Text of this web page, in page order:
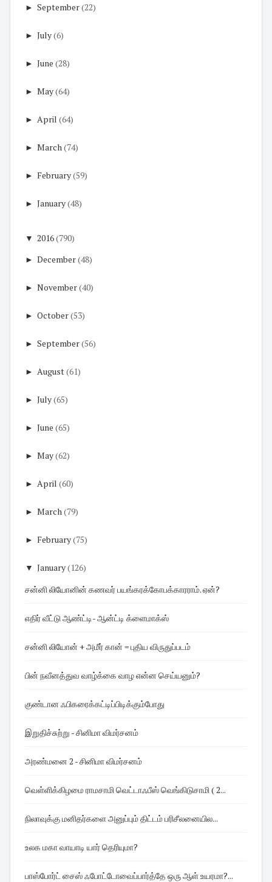
► September(22)
► July(6)
► June (28)
► May(64)
► April (64)
► March(74)
► February(59)
► January(48)
▼ 2016(790)
► December(48)
► November(40)
► October(53)
► September(56)
► August(61)
► July(65)
► June (65)
► May(62)
► April (60)
► March(79)
► February(75)
▼ January(126)
சன்னி லியோனின் கணவர் பயங்கரக்கோபக்காரராம். ஏன்?
எதிர் வீட்டு ஆண்ட்டி- ஆன்ட்டி க்ளைமாக்ஸ்
சன்னி லியோன் + அமீர் கான் = புதிய விருதுப்படம்
பின் நவீனத்துவ வாழ்க்கை வாழ என்ன செய்யனும்?
குண்டான ஃபிகரைக்கட்டிப்பிடிக்கும்போது
இறுதிச்சுற்று - சினிமா விமர்சனம்
அரண்மனை 2 - சினிமா விமர்சனம்
வெள்ளிக்கிழமை ராமசாமி வெட்டாஃபீஸ் வெங்கிடுசாமி ( 2...
நிலாவுக்கு மனிதர்களை அனுப்பும் திட்டம் பரிசீலனையில...
உலக மகா வாயாடி யார் தெரியுமா?
பாஸ்போர்ட் சைஸ் ஃபோட்டோவைப்பார்த்தே ஒரு ஆள் உயரமா?...